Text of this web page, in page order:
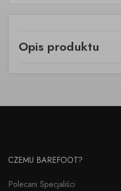
Opis produktu
CZEMU BAREFOOT?
Polecani Specjaliści